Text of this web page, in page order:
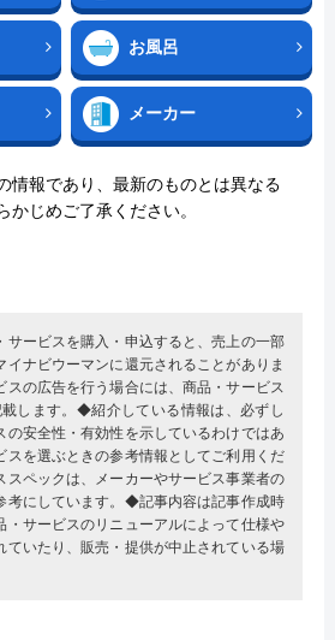
お風呂
メーカー
情報であり、最新のものとは異なる
かじめご了承ください。
ービスを購入・申込すると、売上の一部
イナビウーマンに還元されることがありま
の広告を行う場合には、商品・サービス
します。◆紹介している情報は、必ずし
の安全性・有効性を示しているわけではあ
スを選ぶときの参考情報としてご利用くだ
ペックは、メーカーやサービス事業者の
考にしています。◆記事内容は記事作成時
・サービスのリニューアルによって仕様や
ていたり、販売・提供が中止されている場